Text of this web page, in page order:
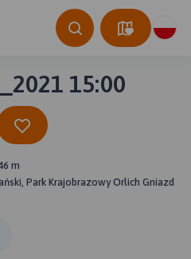
15:00
m
Park Krajobrazowy Orlich Gniazd